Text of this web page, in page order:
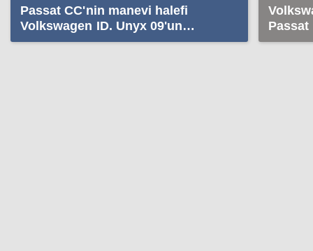
Passat CC'nin manevi halefi
Volkswagen ID. Unyx 09'un
detayları ortaya çıktı
Passat